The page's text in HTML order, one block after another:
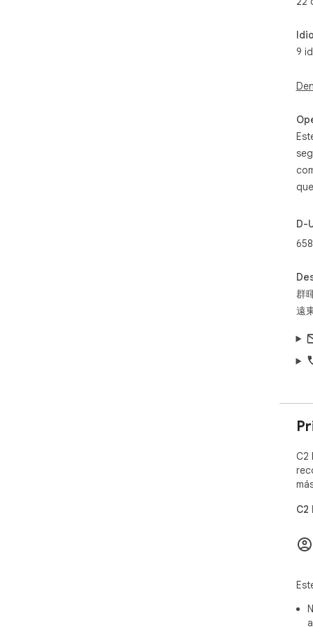
ℹ️
🔒
en
9
群
遠
D-
C2
C2